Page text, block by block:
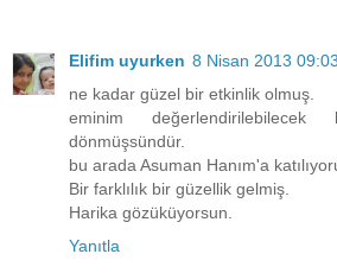
Elifim uyurken 8 Nisan 2013 09:03
ne kadar güzel bir etkinlik olmuş.
eminim
dönmüşsündür.
bu arada Asuman Hanım'a
Bir farklılık bir güzellik gelmiş.
Harika gözüküyorsun.
Yanıtla